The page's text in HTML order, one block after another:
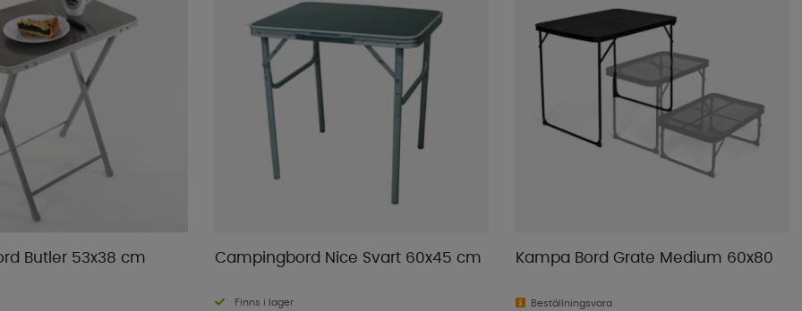
Butler 53x38 cm Campingbord Nice Svart 60x45 cm
Finns i lager
Kampa Bord Grate Medium 60x80
Beställningsvara